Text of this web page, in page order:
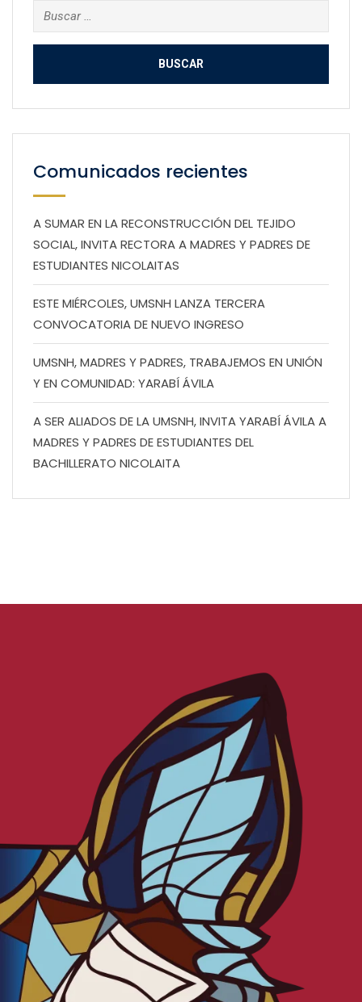
Buscar:
Comunicados recientes
A SUMAR EN LA RECONSTRUCCIÓN DEL TEJIDO
SOCIAL, INVITA RECTORA A MADRES Y PADRES DE
ESTUDIANTES NICOLAITAS
ESTE MIÉRCOLES, UMSNH LANZA TERCERA
CONVOCATORIA DE NUEVO INGRESO
UMSNH, MADRES Y PADRES, TRABAJEMOS EN UNIÓN
Y EN COMUNIDAD: YARABÍ ÁVILA
A SER ALIADOS DE LA UMSNH, INVITA YARABÍ ÁVILA A
MADRES Y PADRES DE ESTUDIANTES DEL
BACHILLERATO NICOLAITA